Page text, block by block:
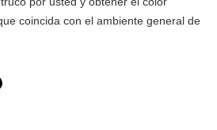
coincida con el ambiente general de